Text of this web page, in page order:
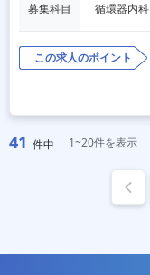
募集科目 循環器内科
この求人のポイント
41 件中 1~20件を表示